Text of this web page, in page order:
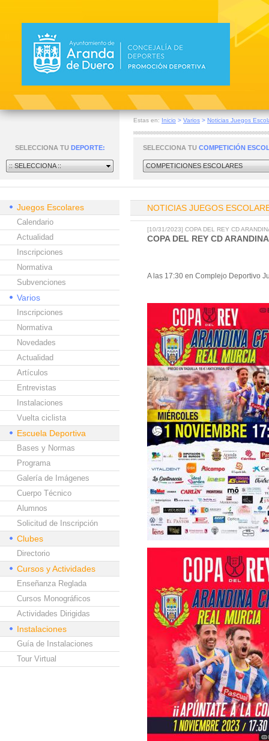
Estas en: Inicio > Varios > Noticias Juegos
SELECCIONA TU DEPORTE:
:: SELECCIONA ::
SELECCIONA TU COMPETICIÓN
COMPETICIONES ESCOLARES
Juegos Escolares
Calendario
Actualidad
Inscripciones
Normativa
Subvenciones
Varios
Inscripciones
Normativa
Novedades
Actualidad
Artículos
Entrevistas
Instalaciones
Vuelta ciclista
Escuela Deportiva
Bases y Normas
Programa
Galería de Imágenes
Cuerpo Técnico
Alumnos
Solicitud de Inscripción
Clubes
Directorio
Cursos y Actividades
Enseñanza Reglada
Cursos Monográficos
Actividades Dirigidas
Instalaciones
Guía de Instalaciones
Tour Virtual
NOTICIAS JUEGOS
[10/31/2023] COPA DEL REY CD
COPA DEL REY CD
A las 17:30 en Complejo Deportivo